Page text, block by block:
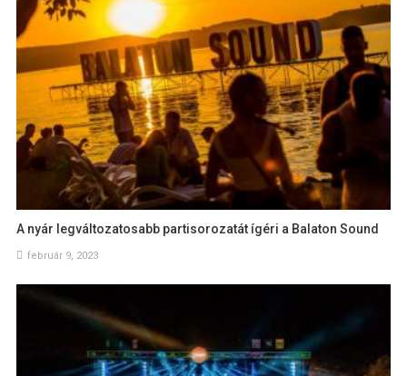
A nyár legváltozatosabb partisorozatát ígéri a Balaton Sound
február 9, 2023